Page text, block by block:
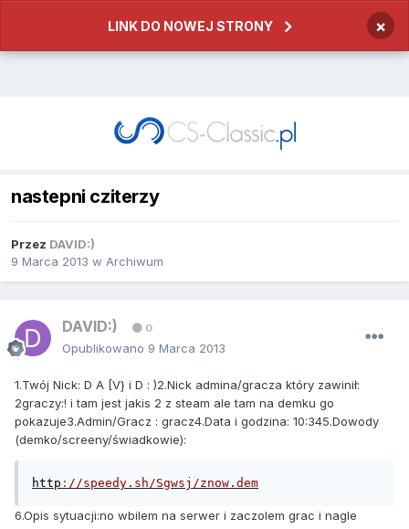
LINK DO NOWEJ STRONY ×
nastepni cziterzy
Przez DAVID:)
9 Marca 2013 w Archiwum
DAVID:) 0
Opublikowano 9 Marca 2013
1.Twój Nick: D A [V} i D : )2.Nick admina/gracza który zawinił:
2graczy:! i tam jest jakis 2 z steam ale tam na demku go
pokazuje3.Admin/Gracz : gracz4.Data i godzina: 10:345.Dowody
(demko/screeny/świadkowie):
http : //speedy.sh/Sgwsj/znow.dem
6.Opis sytuacji:no wbilem na serwer i zaczolem grac i nagle